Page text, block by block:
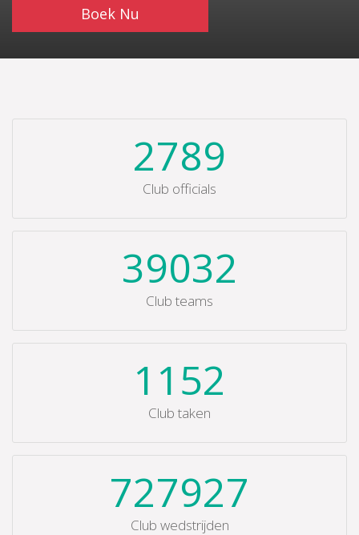
Boek Nu
2789
Club officials
39032
Club teams
1152
Club taken
727927
Club wedstrijden